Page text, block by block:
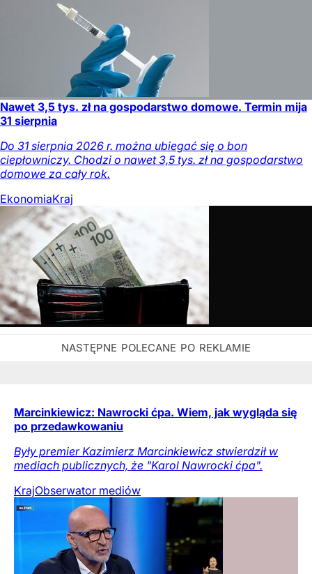
Nawet 3,5 tys. zł na gospodarstwo domowe. Termin mija
31 sierpnia
Do 31 sierpnia 2026 r. można ubiegać się o bon
ciepłowniczy. Chodzi o nawet 3,5 tys. zł na gospodarstwo
domowe za cały rok.
EkonomiaKraj
Marcinkiewicz: Nawrocki ćpa. Wiem, jak wygląda się
po przedawkowaniu
Były premier Kazimierz Marcinkiewicz stwierdził w
mediach publicznych, że "Karol Nawrocki ćpa".
KrajObserwator mediów